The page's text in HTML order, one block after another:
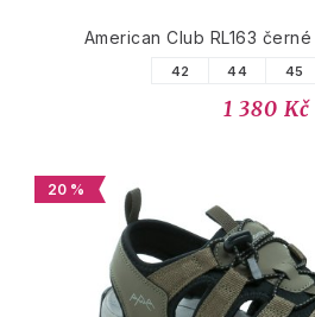
American Club RL163
42 44 45
1 380 Kč
20 %